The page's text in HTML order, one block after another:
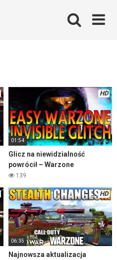
HD
01:54
Glicz na niewidzialność
powrócił – Warzone
139
HD
06:35
Najnowsza aktualizacja